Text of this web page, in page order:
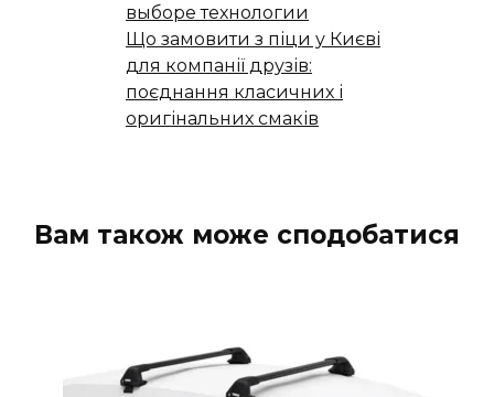
выборе технологии
Що замовити з піци у Києві
для компанії друзів:
поєднання класичних і
оригінальних смаків
Вам також може сподобатися